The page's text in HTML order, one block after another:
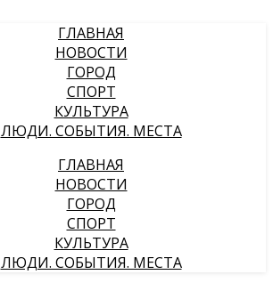
ГЛАВНАЯ
НОВОСТИ
ГОРОД
СПОРТ
КУЛЬТУРА
ЛЮДИ. СОБЫТИЯ. МЕСТА
ГЛАВНАЯ
НОВОСТИ
ГОРОД
СПОРТ
КУЛЬТУРА
ЛЮДИ. СОБЫТИЯ. МЕСТА